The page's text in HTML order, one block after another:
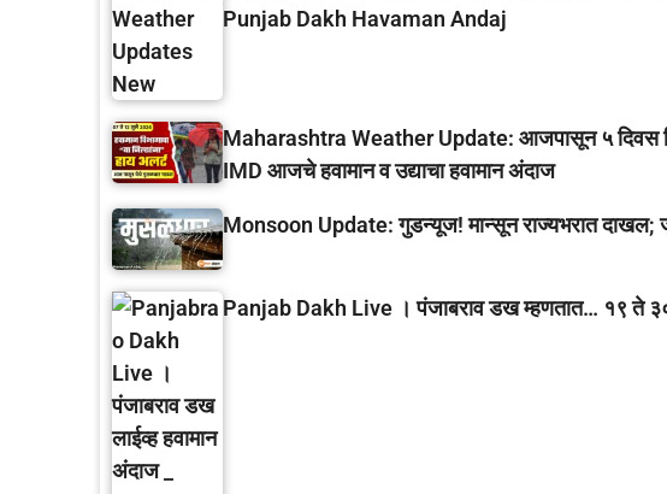
Punjab Dakh Havaman Andaj
Maharashtra Weather Update: आजपासून ५ दिवस
IMD आजचे हवामान व उद्याचा हवामान अंदाज
Monsoon Update: गुडन्यूज! मान्सून राज्यभरात
Panjab Dakh Live । पंजाबराव डख म्हणतात… १९ ते ३०